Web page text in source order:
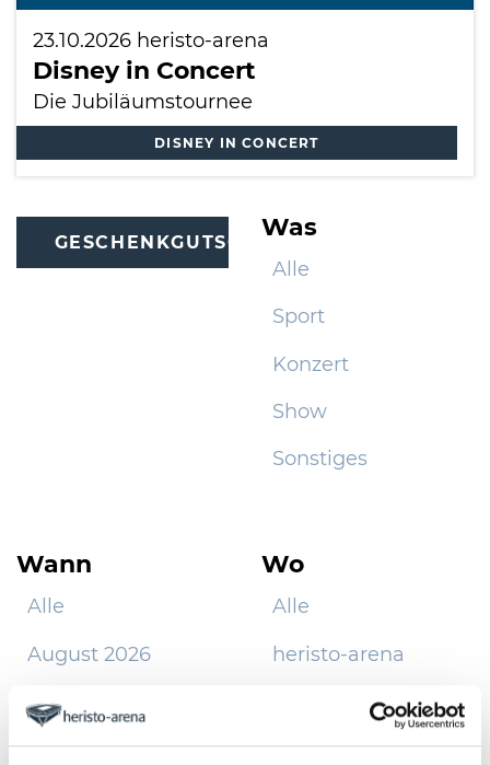
23.10.2026 heristo-arena
Disney in Concert
Die Jubiläumstournee
DISNEY IN CONCERT
GESCHENKGUTSCHEINE
Was
Alle
Sport
Konzert
Show
Sonstiges
Wann
Alle
August 2026
September 2026
Oktober 2026
Wo
Alle
heristo-arena
heristo-convention